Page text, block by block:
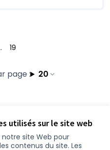
utilisés sur le site web
notre site Web pour
contenus du site. Les
page : 20
19